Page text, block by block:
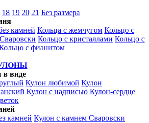
18 19 20 21 Без размера
камней Кольца с жемчугом Кольцо с
Кольцо с кристаллами Кольцо с
с фианитом
виде
Кулон любимой Кулон
Кулон с надписью Кулон-сердце
камней Кулон с камнем Сваровски